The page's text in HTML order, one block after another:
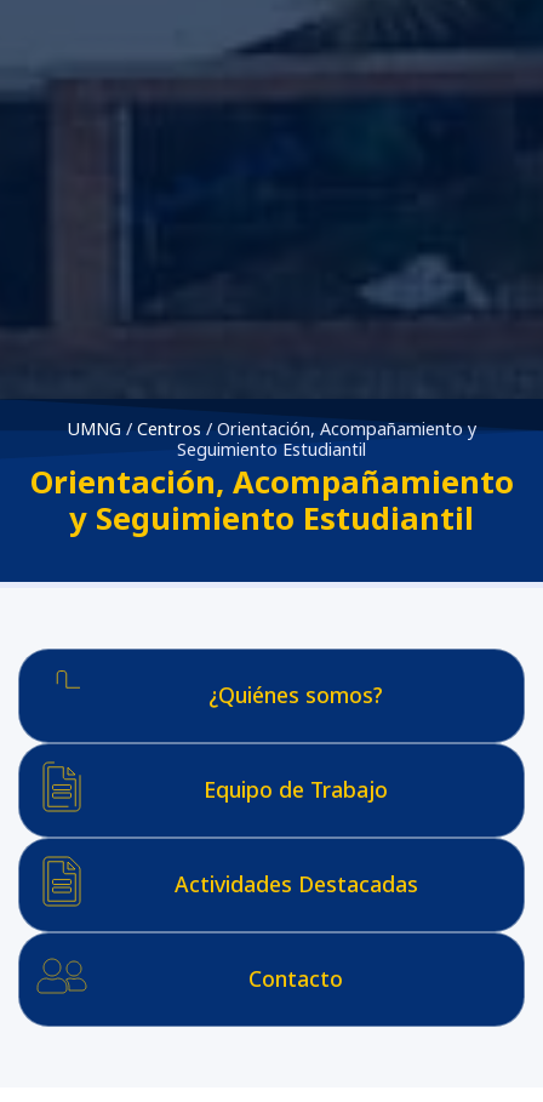
UMNG / Centros / Orientación, Acompañamiento y
Seguimiento Estudiantil
Orientación, Acompañamiento
y Seguimiento Estudiantil
¿Quiénes somos?
Equipo de Trabajo
Actividades Destacadas
Contacto